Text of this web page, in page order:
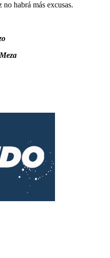
habrá más excusas.